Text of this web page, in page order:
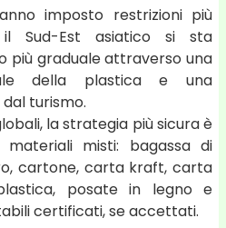
imposto restrizioni più
Sud-Est asiatico si sta
più graduale attraverso una
della plastica e una
turismo.
la strategia più sicura è
misti: bagassa di
cartone, carta kraft, carta
posate in legno e
certificati, se accettati.